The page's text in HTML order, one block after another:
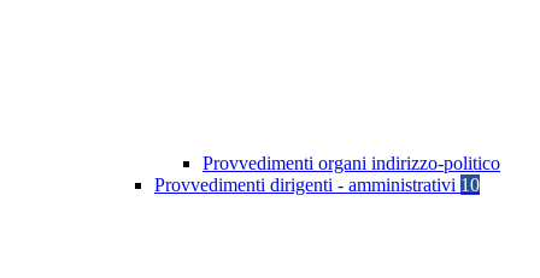
Provvedimenti organi indirizzo-politico
Provvedimenti dirigenti - amministrativi 10